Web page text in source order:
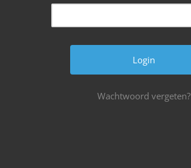
Wachtwoord vergeten?